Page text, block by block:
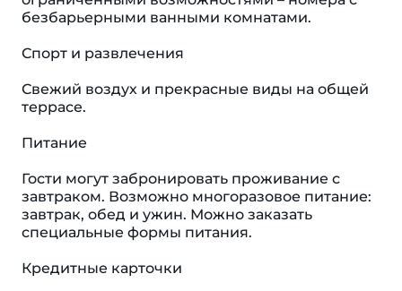
безбарьерными ванными комнатами.
Спорт и развлечения
Свежий воздух и прекрасные виды на общей
террасе.
Питание
Гости могут забронировать проживание с
завтраком. Возможно многоразовое питание:
завтрак, обед и ужин. Можно заказать
специальные формы питания.
Кредитные карточки